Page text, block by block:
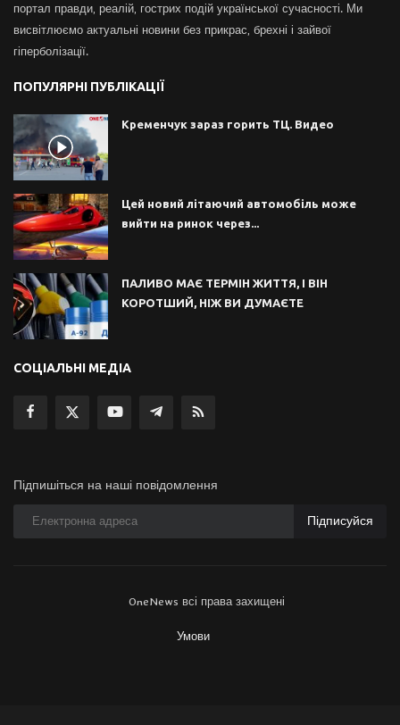
портал правди, реалій, гострих подій української сучасності. Ми
висвітлюємо актуальні новини без прикрас, брехні і зайвої
гіперболізації.
ПОПУЛЯРНІ ПУБЛІКАЦІЇ
Кременчук зараз горить ТЦ. Видео
Цей новий літаючий автомобіль може
вийти на ринок через...
ПАЛИВО МАЄ ТЕРМІН ЖИТТЯ, І ВІН
КОРОТШИЙ, НІЖ ВИ ДУМАЄТЕ
СОЦІАЛЬНІ МЕДІА
Підпишіться на наші повідомлення
Підписуйся
OneNews всі права захищені
Умови